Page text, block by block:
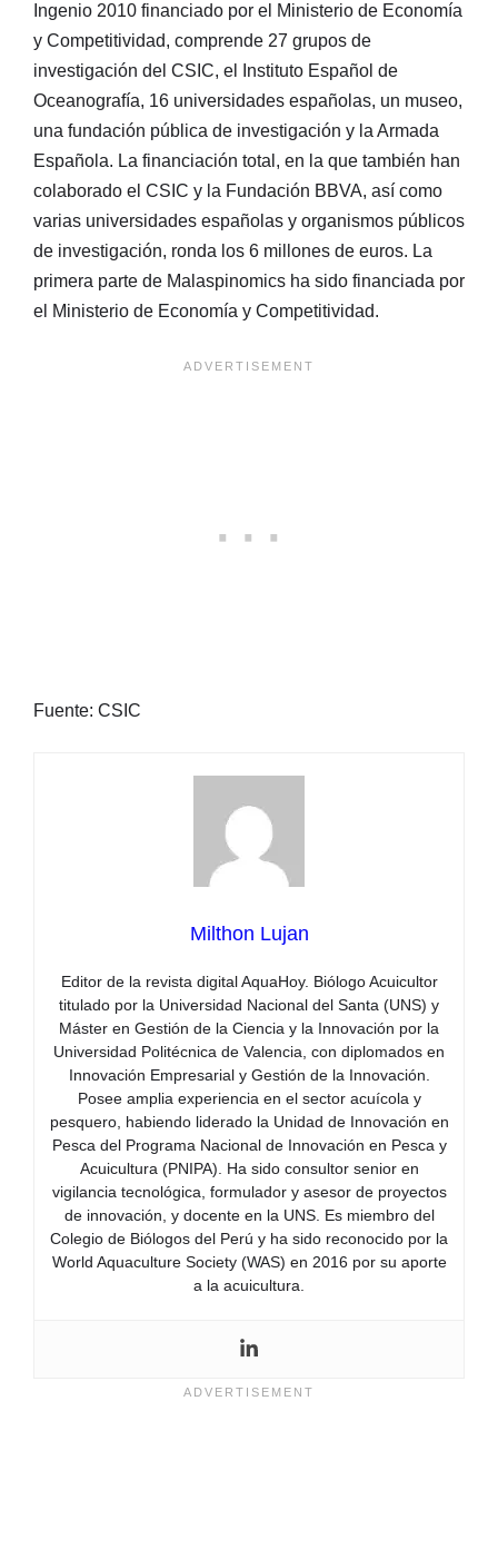
Ingenio 2010 financiado por el Ministerio de Economía
y Competitividad, comprende 27 grupos de
investigación del CSIC, el Instituto Español de
Oceanografía, 16 universidades españolas, un museo,
una fundación pública de investigación y la Armada
Española. La financiación total, en la que también han
colaborado el CSIC y la Fundación BBVA, así como
varias universidades españolas y organismos públicos
de investigación, ronda los 6 millones de euros. La
primera parte de Malaspinomics ha sido financiada por
el Ministerio de Economía y Competitividad.
Fuente: CSIC
Milthon Lujan
Editor de la revista digital AquaHoy. Biólogo Acuicultor
titulado por la Universidad Nacional del Santa (UNS) y
Máster en Gestión de la Ciencia y la Innovación por la
Universidad Politécnica de Valencia, con diplomados en
Innovación Empresarial y Gestión de la Innovación.
Posee amplia experiencia en el sector acuícola y
pesquero, habiendo liderado la Unidad de Innovación en
Pesca del Programa Nacional de Innovación en Pesca y
Acuicultura (PNIPA). Ha sido consultor senior en
vigilancia tecnológica, formulador y asesor de proyectos
de innovación, y docente en la UNS. Es miembro del
Colegio de Biólogos del Perú y ha sido reconocido por la
World Aquaculture Society (WAS) en 2016 por su aporte
a la acuicultura.